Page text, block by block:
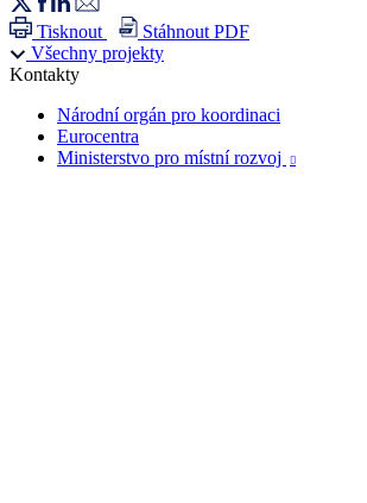
Tisknout
Stáhnout PDF
Všechny projekty
Kontakty
Národní orgán pro koordinaci
Eurocentra
Ministerstvo pro místní rozvoj
